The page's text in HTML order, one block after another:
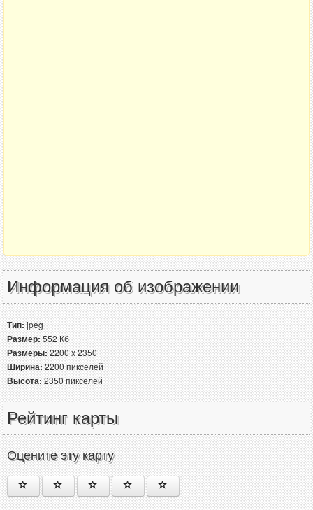
Информация об изображении
Тип:jpeg
Размер:552 Кб
Размеры:2200 x 2350
Ширина:2200 пикселей
Высота:2350 пикселей
Рейтинг карты
Оцените эту карту